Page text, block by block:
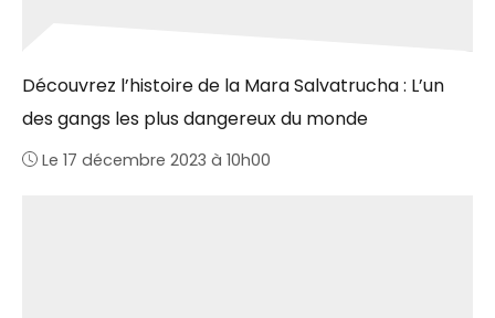
Découvrez l’histoire de la Mara Salvatrucha : L’un
des gangs les plus dangereux du monde
Le 17 décembre 2023 à 10h00